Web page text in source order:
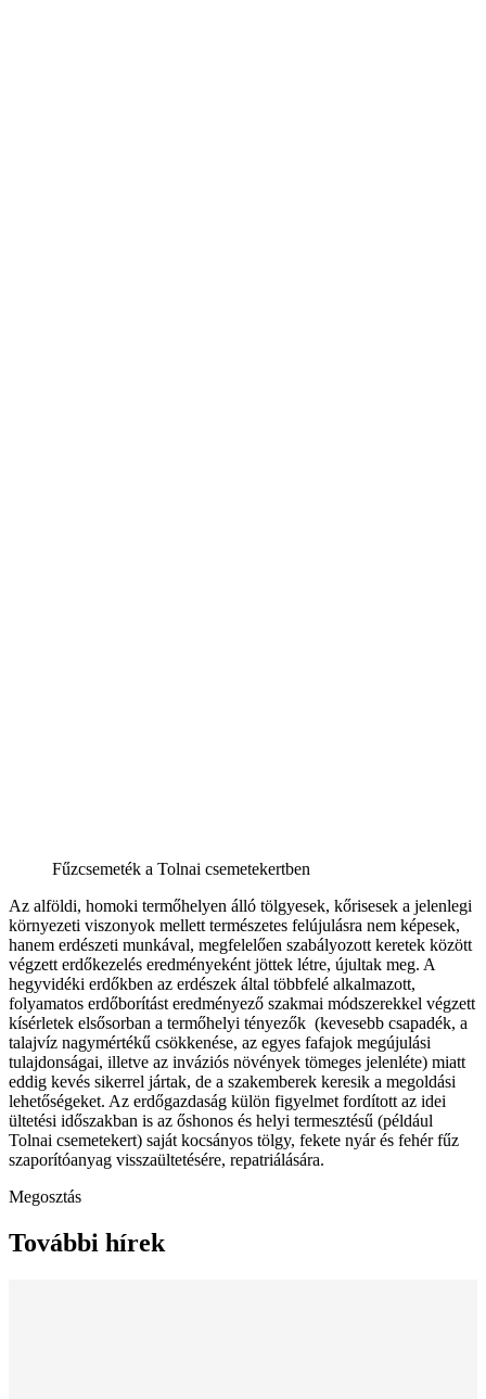
Fűzcsemeték a Tolnai csemetekertben
Az alföldi, homoki termőhelyen álló tölgyesek, kőrisesek a jelenlegi
környezeti viszonyok mellett természetes felújulásra nem képesek,
hanem erdészeti munkával, megfelelően szabályozott keretek között
végzett erdőkezelés eredményeként jöttek létre, újultak meg. A
hegyvidéki erdőkben az erdészek által többfelé alkalmazott,
folyamatos erdőborítást eredményező szakmai módszerekkel végzett
kísérletek elsősorban a termőhelyi tényezők (kevesebb csapadék, a
talajvíz nagymértékű csökkenése, az egyes fafajok megújulási
tulajdonságai, illetve az inváziós növények tömeges jelenléte) miatt
eddig kevés sikerrel jártak, de a szakemberek keresik a megoldási
lehetőségeket. Az erdőgazdaság külön figyelmet fordított az idei
ültetési időszakban is az őshonos és helyi termesztésű (például
Tolnai csemetekert) saját kocsányos tölgy, fekete nyár és fehér fűz
szaporítóanyag visszaültetésére, repatriálására.
Megosztás
További hírek